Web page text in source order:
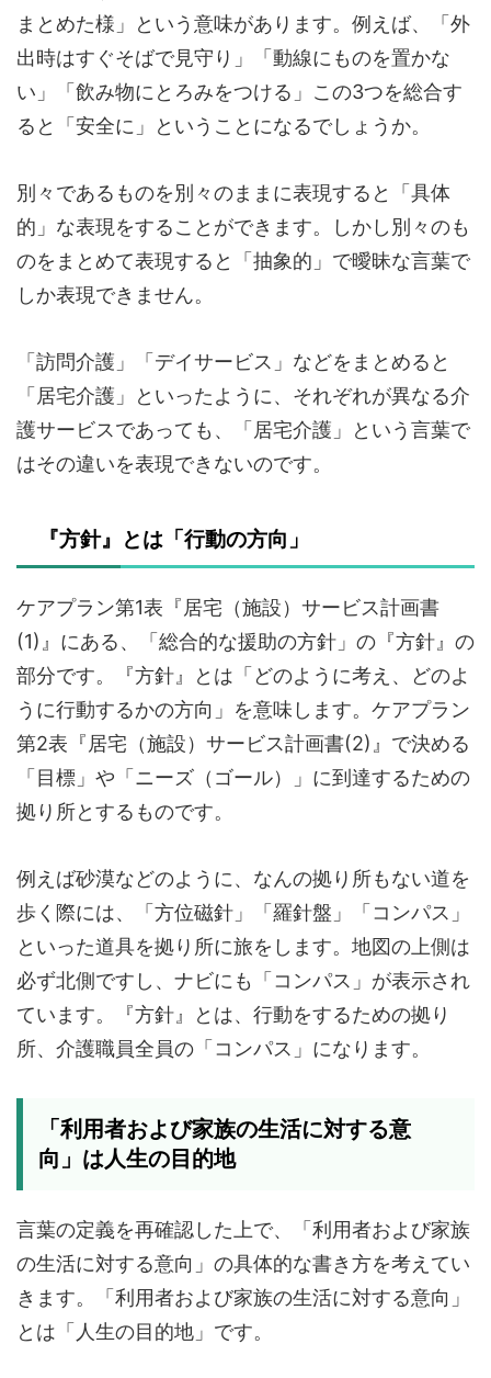
まとめた様」という意味があります。例えば、「外
出時はすぐそばで見守り」「動線にものを置かな
い」「飲み物にとろみをつける」この3つを総合す
ると「安全に」ということになるでしょうか。
別々であるものを別々のままに表現すると「具体
的」な表現をすることができます。しかし別々のも
のをまとめて表現すると「抽象的」で曖昧な言葉で
しか表現できません。
「訪問介護」「デイサービス」などをまとめると
「居宅介護」といったように、それぞれが異なる介
護サービスであっても、「居宅介護」という言葉で
はその違いを表現できないのです。
『方針』とは「行動の方向」
ケアプラン第1表『居宅（施設）サービス計画書
(1)』にある、「総合的な援助の方針」の『方針』の
部分です。『方針』とは「どのように考え、どのよ
うに行動するかの方向」を意味します。ケアプラン
第2表『居宅（施設）サービス計画書(2)』で決める
「目標」や「ニーズ（ゴール）」に到達するための
拠り所とするものです。
例えば砂漠などのように、なんの拠り所もない道を
歩く際には、「方位磁針」「羅針盤」「コンパス」
といった道具を拠り所に旅をします。地図の上側は
必ず北側ですし、ナビにも「コンパス」が表示され
ています。『方針』とは、行動をするための拠り
所、介護職員全員の「コンパス」になります。
「利用者および家族の生活に対する意
向」は人生の目的地
言葉の定義を再確認した上で、「利用者および家族
の生活に対する意向」の具体的な書き方を考えてい
きます。「利用者および家族の生活に対する意向」
とは「人生の目的地」です。